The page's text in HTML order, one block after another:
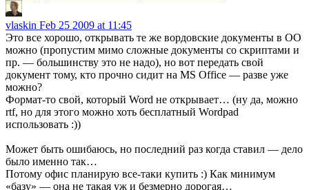
vlaskin Feb 25 2009 at 11:45
Это все хорошо, открывать те же вордовские документы в ОО
можно (пропустим мимо сложные документы со скриптами и
пр. — большинству это не надо), но вот передать свой
документ тому, кто прочно сидит на MS Office — разве уже
можно?
Формат-то свой, который Word не открывает… (ну да, можно
rtf, но для этого можно хоть бесплатный Wordpad
использовать :))
Может быть ошибаюсь, но последний раз когда ставил — дело
было именно так…
Потому офис планирую все-таки купить :) Как минимум
«базу» — она не такая уж и безмерно дорогая…